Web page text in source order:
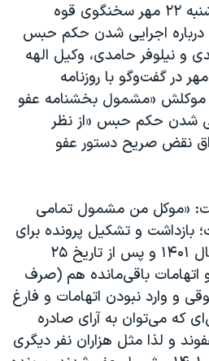
در پی اظهارات صبح یک‌شنبه ۲۲ مهر سخنگوی قوه
اجرایی شدن حکم حبس
و نیلوفر حامدی، وکیل الهه
محمدی روز یک‌شنبه ۲۲ مهر در گفت‌وگو با روزنامه
موکلش «مشمول بخشنامه عفو
اجرایی شدن حکم حبس «از نظر
نقض صریح دستور عفو
«موکل من مشمول تمامی
بازداشت و تشکیل پرونده برای
او در راستای اعتراضات سال ۱۴۰۱ و پس از تاریخ ۲۵
است و اتهامات باقی‌مانده هم (صرف
و وارد نبودن اتهامات و فارغ
که می‌توان به آرای صادره
و لذا مثل هزاران نفر دیگری